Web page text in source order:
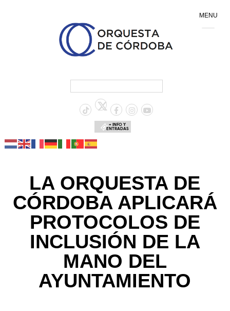
+ INFO Y
ENTRADAS
LA ORQUESTA DE
CÓRDOBA APLICARÁ
PROTOCOLOS DE
INCLUSIÓN DE LA
MANO DEL
AYUNTAMIENTO
MENU